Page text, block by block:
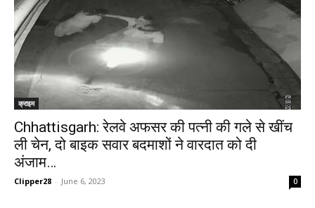
क्राइम
Chhattisgarh: रेलवे अफसर की पत्नी की गले से खींच
ली चेन, दो बाइक सवार बदमाशों ने वारदात को दी
अंजाम…
Clipper28 - June 6, 2023 0